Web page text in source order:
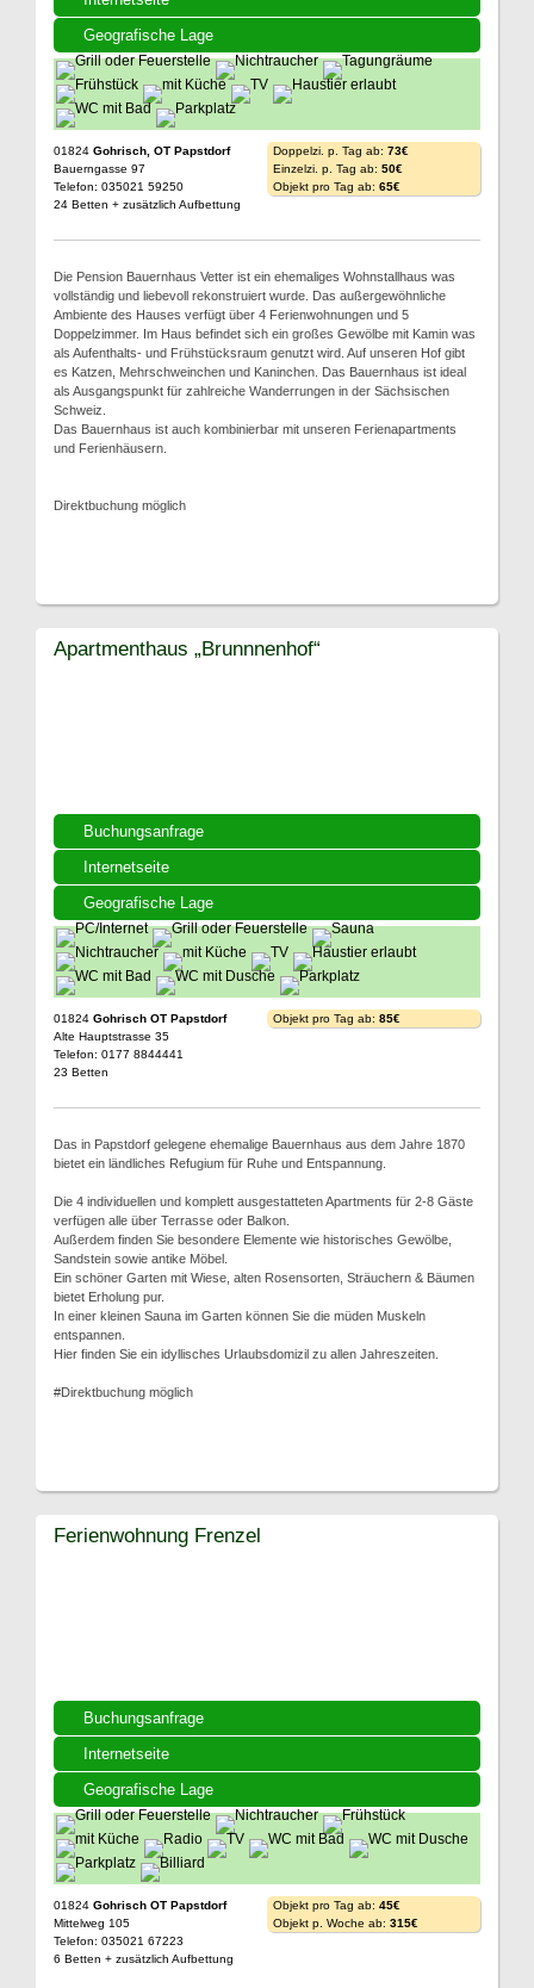
Geografische Lage
01824 Gohrisch, OT Papstdorf
Bauerngasse 97
Telefon: 035021 59250
24 Betten + zusätzlich Aufbettung
Doppelzi. p. Tag ab: 73€
Einzelzi. p. Tag ab: 50€
Objekt pro Tag ab: 65€
Die Pension Bauernhaus Vetter ist ein ehemaliges Wohnstallhaus was
vollständig und liebevoll rekonstruiert wurde. Das außergewöhnliche
Ambiente des Hauses verfügt über 4 Ferienwohnungen und 5
Doppelzimmer. Im Haus befindet sich ein großes Gewölbe mit Kamin was
als Aufenthalts- und Frühstücksraum genutzt wird. Auf unseren Hof gibt
es Katzen, Mehrschweinchen und Kaninchen. Das Bauernhaus ist ideal
als Ausgangspunkt für zahlreiche Wanderrungen in der Sächsischen
Schweiz.
Das Bauernhaus ist auch kombinierbar mit unseren Ferienapartments
und Ferienhäusern.
Direktbuchung möglich
Buchungsanfrage
Internetseite
Geografische Lage
Apartmenthaus „Brunnnenhof“
01824 Gohrisch OT Papstdorf
Alte Hauptstrasse 35
Telefon: 0177 8844441
23 Betten
Objekt pro Tag ab: 85€
Das in Papstdorf gelegene ehemalige Bauernhaus aus dem Jahre 1870
bietet ein ländliches Refugium für Ruhe und Entspannung.
Die 4 individuellen und komplett ausgestatteten Apartments für 2-8 Gäste
verfügen alle über Terrasse oder Balkon.
Außerdem finden Sie besondere Elemente wie historisches Gewölbe,
Sandstein sowie antike Möbel.
Ein schöner Garten mit Wiese, alten Rosensorten, Sträuchern & Bäumen
bietet Erholung pur.
In einer kleinen Sauna im Garten können Sie die müden Muskeln
entspannen.
Hier finden Sie ein idyllisches Urlaubsdomizil zu allen Jahreszeiten.
#Direktbuchung möglich
Buchungsanfrage
Internetseite
Geografische Lage
Ferienwohnung Frenzel
01824 Gohrisch OT Papstdorf
Mittelweg 105
Telefon: 035021 67223
6 Betten + zusätzlich Aufbettung
Objekt pro Tag ab: 45€
Objekt p. Woche ab: 315€